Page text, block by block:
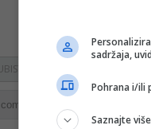
sadržaja,
Pohrana i/ili
Saznajte više